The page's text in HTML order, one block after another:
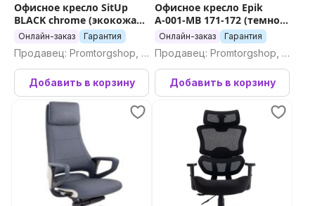
Офисное кресло SitUp
BLACK chrome (экокожа
BLACK)
Онлайн-заказ Гарантия
Продавец: Promtorgshop, П
ромторгшоп
Добавить в корзину
Офисное кресло Epik
А-001-MB 171-172 (темно-
серый/ коричневый)
Онлайн-заказ Гарантия
Продавец: Promtorgshop, П
ромторгшоп
Добавить в корзину